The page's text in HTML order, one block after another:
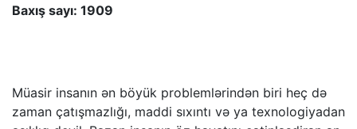
Baxış sayı: 1909
Müasir insanın ən böyük problemlərindən biri heç də
zaman çatışmazlığı, maddi sıxıntı və ya texnologiyadan